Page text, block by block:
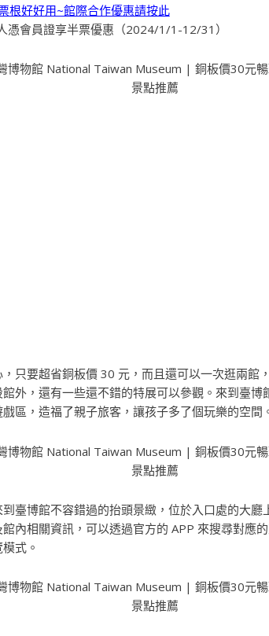
根好好用~館際合作優惠請按此
憑會員證享半票優惠（2024/1/1-12/31）
只要超省銅板價 30 元，而且還可以一次逛兩館
外，還有一些還不錯的特展可以參觀。來到臺博
區，造福了親子旅客，讓孩子多了個玩樂的空間
臺博館不容錯過的抬頭景緻，位於入口處的大廳
內相關資訊，可以透過官方的 APP 來搜尋對應
式。